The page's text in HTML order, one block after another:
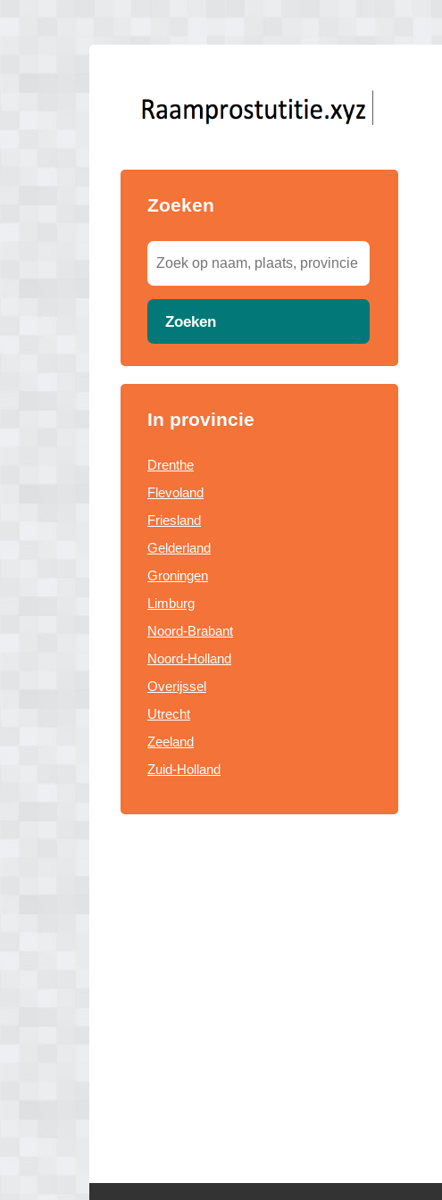
Zoeken
Zoeken
In provincie
Drenthe
Flevoland
Friesland
Gelderland
Groningen
Limburg
Noord-Brabant
Noord-Holland
Overijssel
Utrecht
Zeeland
Zuid-Holland